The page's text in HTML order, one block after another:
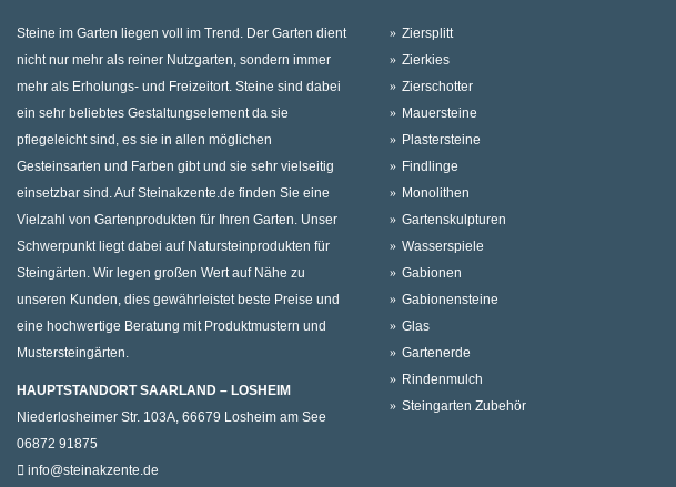
Steine im Garten liegen voll im Trend. Der Garten dient
nicht nur mehr als reiner Nutzgarten, sondern immer
mehr als Erholungs- und Freizeitort. Steine sind dabei
ein sehr beliebtes Gestaltungselement da sie
pflegeleicht sind, es sie in allen möglichen
Gesteinsarten und Farben gibt und sie sehr vielseitig
einsetzbar sind. Auf Steinakzente.de finden Sie eine
Vielzahl von Gartenprodukten für Ihren Garten. Unser
Schwerpunkt liegt dabei auf Natursteinprodukten für
Steingärten. Wir legen großen Wert auf Nähe zu
unseren Kunden, dies gewährleistet beste Preise und
eine hochwertige Beratung mit Produktmustern und
Mustersteingärten.
HAUPTSTANDORT SAARLAND – LOSHEIM
Niederlosheimer Str. 103A, 66679 Losheim am See
06872 91875
info@steinakzente.de
Ziersplitt
Zierkies
Zierschotter
Mauersteine
Plastersteine
Findlinge
Monolithen
Gartenskulpturen
Wasserspiele
Gabionen
Gabionensteine
Glas
Gartenerde
Rindenmulch
Steingarten Zubehör